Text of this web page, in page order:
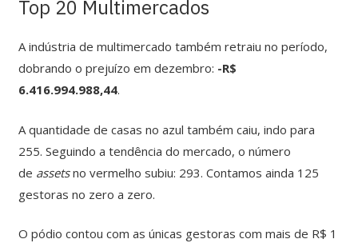
Top 20 Multimercados
A indústria de multimercado também retraiu no período,
dobrando o prejuízo em dezembro: -R$
6.416.994.988,44.
A quantidade de casas no azul também caiu, indo para
255. Seguindo a tendência do mercado, o número
de assetsno vermelho subiu: 293. Contamos ainda 125
gestoras no zero a zero.
O pódio contou com as únicas gestoras com mais de R$ 1